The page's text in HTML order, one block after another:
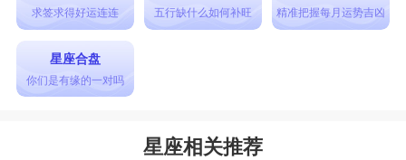
求签求得好运连连 五行缺什么如何补旺 精准把握每月运势吉凶
星座合盘
你们是有缘的一对吗
星座相关推荐